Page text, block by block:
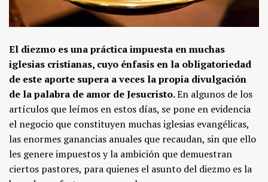
El diezmo es una práctica impuesta en muchas
iglesias cristianas, cuyo énfasis en la obligatoriedad
de este aporte supera a veces la propia divulgación
de la palabra de amor de Jesucristo.En algunos de los
artículos que leímos en estos días, se pone en evidencia
el negocio que constituyen muchas iglesias evangélicas,
las enormes ganancias anuales que recaudan, sin que ello
les genere impuestos y la ambición que demuestran
ciertos pastores, para quienes el asunto del diezmo es la